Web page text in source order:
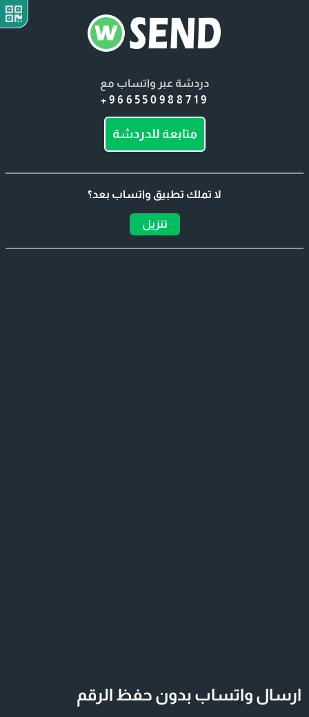
دردشة عبر واتساب مع
+966550988719
متابعة للدردشة
لا تملك تطبيق واتساب بعد؟
تنزيل
ارسال واتساب بدون حفظ الرقم